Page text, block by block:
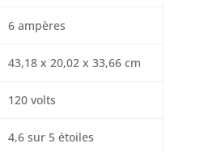
6 ampères
43,18 x 20,02 x 33,66 cm
120 volts
4,6 sur 5 étoiles